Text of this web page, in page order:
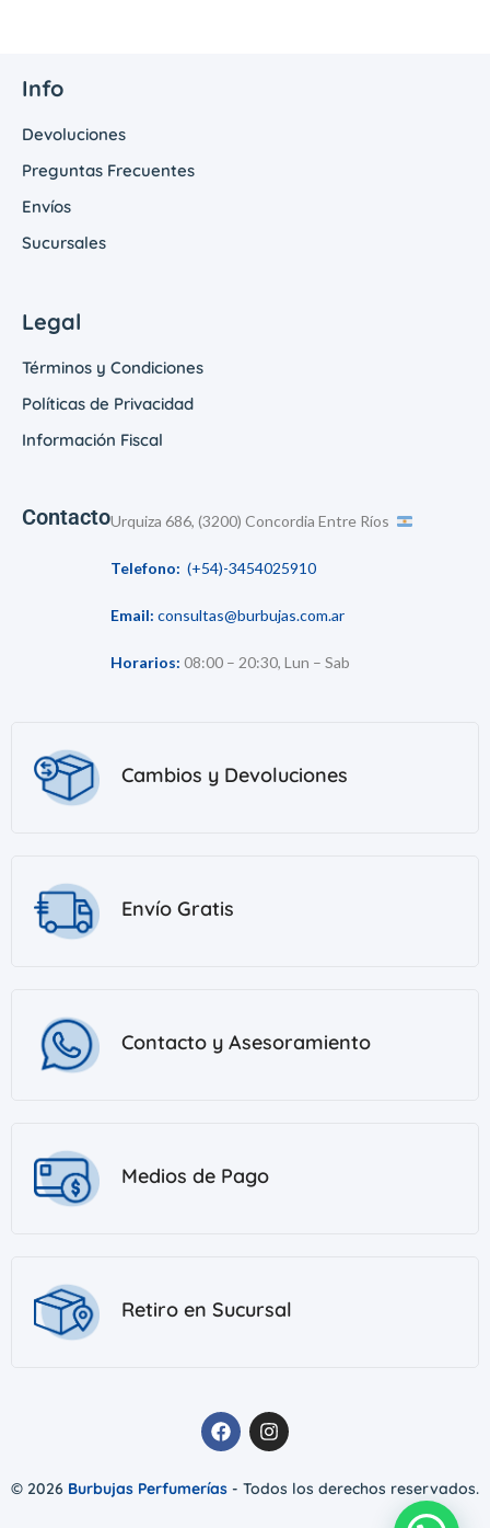
Info
Devoluciones
Preguntas Frecuentes
Envíos
Sucursales
Legal
Términos y Condiciones
Políticas de Privacidad
Información Fiscal
ContactoUrquiza 686, (3200) Concordia Entre Ríos
Telefono: (+54)-3454025910
Email: consultas@burbujas.com.ar
Horarios: 08:00 – 20:30, Lun – Sab
Cambios y Devoluciones
Envío Gratis
Contacto y Asesoramiento
Medios de Pago
Retiro en Sucursal
© 2026 Burbujas Perfumerías - Todos los derechos reservados.